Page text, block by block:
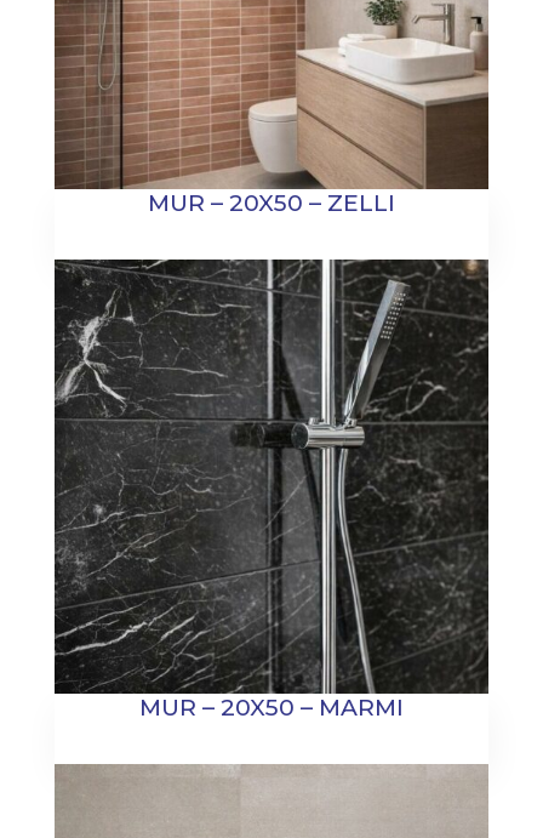
MUR – 20X50 – ZELLI
MUR – 20X50 – MARMI